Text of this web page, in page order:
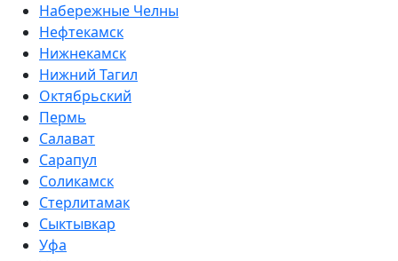
Набережные Челны
Нефтекамск
Нижнекамск
Нижний Тагил
Октябрьский
Пермь
Салават
Сарапул
Соликамск
Стерлитамак
Сыктывкар
Уфа